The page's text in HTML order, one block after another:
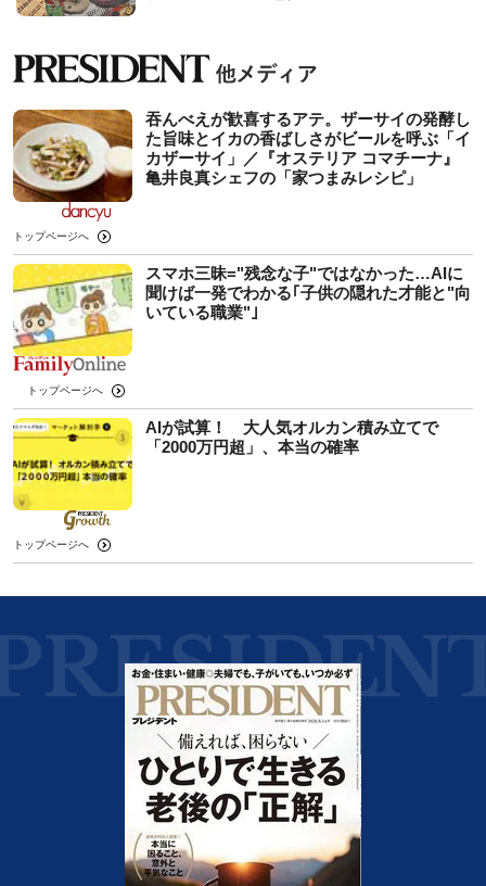
吞んべえが歓喜するアテ。ザーサイの発酵し
た旨味とイカの香ばしさがビールを呼ぶ「イ
カザーサイ」／『オステリア コマチーナ』
⻲井良真シェフの「家つまみレシピ」
トップページへ
スマホ三昧="残念な子"ではなかった…AIに
聞けば一発でわかる｢子供の隠れた才能と"向
いている職業"｣
トップページへ
AIが試算！ 大人気オルカン積み立てで
「2000万円超」、本当の確率
トップページへ